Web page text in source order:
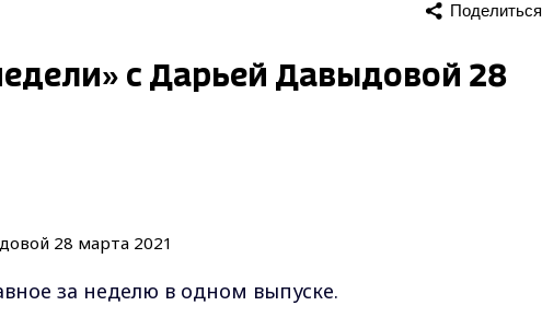
Поделиться
с Дарьей Давыдовой 28
за неделю в одном выпуске.